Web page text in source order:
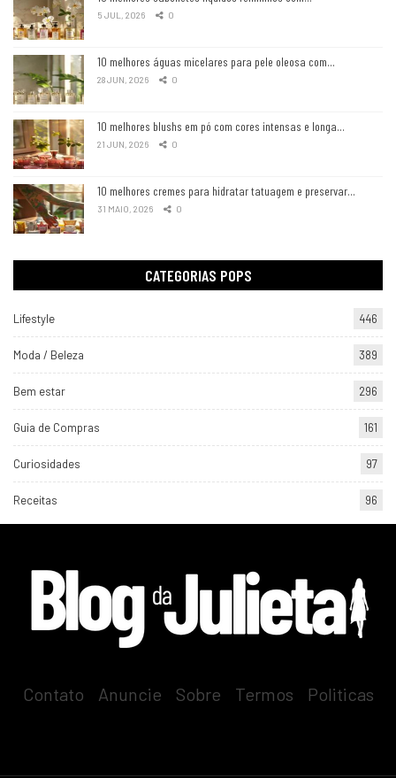
5 JUL, 2026 0
10 melhores águas micelares para pele oleosa com…
28 JUN, 2026 0
10 melhores blushs em pó com cores intensas e longa…
21 JUN, 2026 0
10 melhores cremes para hidratar tatuagem e preservar…
31 MAIO, 2026 0
CATEGORIAS POPS
Lifestyle 446
Moda / Beleza 389
Bem estar 296
Guia de Compras 161
Curiosidades 97
Receitas 96
Contato Anuncie Sobre Termos Politicas